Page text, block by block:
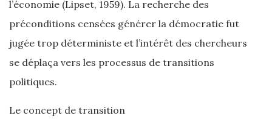
l’économie (Lipset, 1959). La recherche des
préconditions censées générer la démocratie fut
jugée trop déterministe et l’intérêt des chercheurs
se déplaça vers les processus de transitions
politiques.
Le concept de transition